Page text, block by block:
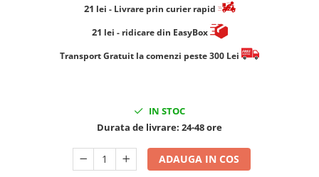
21 lei - Livrare prin curier rapid
21 lei - ridicare din EasyBox
​​​​​​Transport Gratuit la comenzi peste 300 Lei
IN STOC
Durata de livrare: 24-48 ore
ADAUGA IN COS